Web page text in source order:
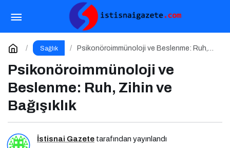
Sağlık
Psikonöroimmünoloji ve Beslenme: Ruh,
Psikonöroimmünoloji ve
Beslenme: Ruh, Zihin ve
Bağışıklık
İstisnai Gazete tarafından yayınlandı
Menopozda Kemik Sağlığı ve Riskleri
Yorum Yap